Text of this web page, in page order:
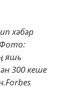
хәбәр
яшь
300 кеше